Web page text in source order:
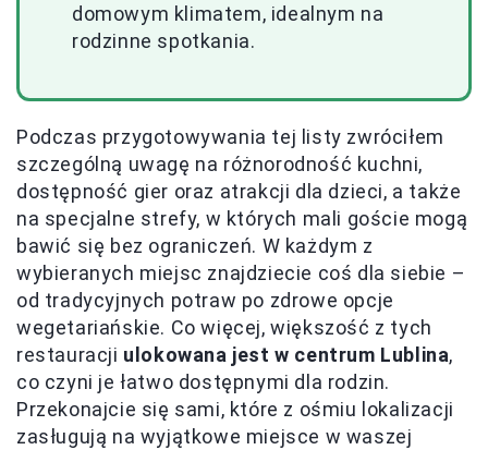
domowym klimatem, idealnym na
rodzinne spotkania.
Podczas przygotowywania tej listy zwróciłem
szczególną uwagę na różnorodność kuchni,
dostępność gier oraz atrakcji dla dzieci, a także
na specjalne strefy, w których mali goście mogą
bawić się bez ograniczeń. W każdym z
wybieranych miejsc znajdziecie coś dla siebie –
od tradycyjnych potraw po zdrowe opcje
wegetariańskie. Co więcej, większość z tych
restauracji ulokowana jest w centrum Lublina,
co czyni je łatwo dostępnymi dla rodzin.
Przekonajcie się sami, które z ośmiu lokalizacji
zasługują na wyjątkowe miejsce w waszej